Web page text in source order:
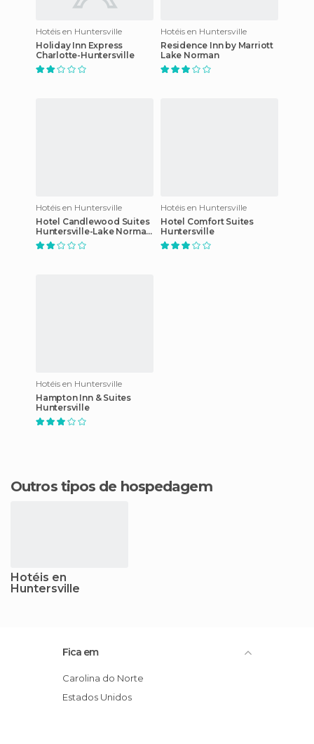
Hotéis en Huntersville
Holiday Inn Express
Charlotte-Huntersville
Hotéis en Huntersville
Residence Inn by Marriott
Lake Norman
Hotéis en Huntersville
Hotel Candlewood Suites
Huntersville-Lake Norman
Area
Hotéis en Huntersville
Hotel Comfort Suites
Huntersville
Hotéis en Huntersville
Hampton Inn & Suites
Huntersville
Outros tipos de hospedagem
Hotéis en
Huntersville
Fica em
Carolina do Norte
Estados Unidos